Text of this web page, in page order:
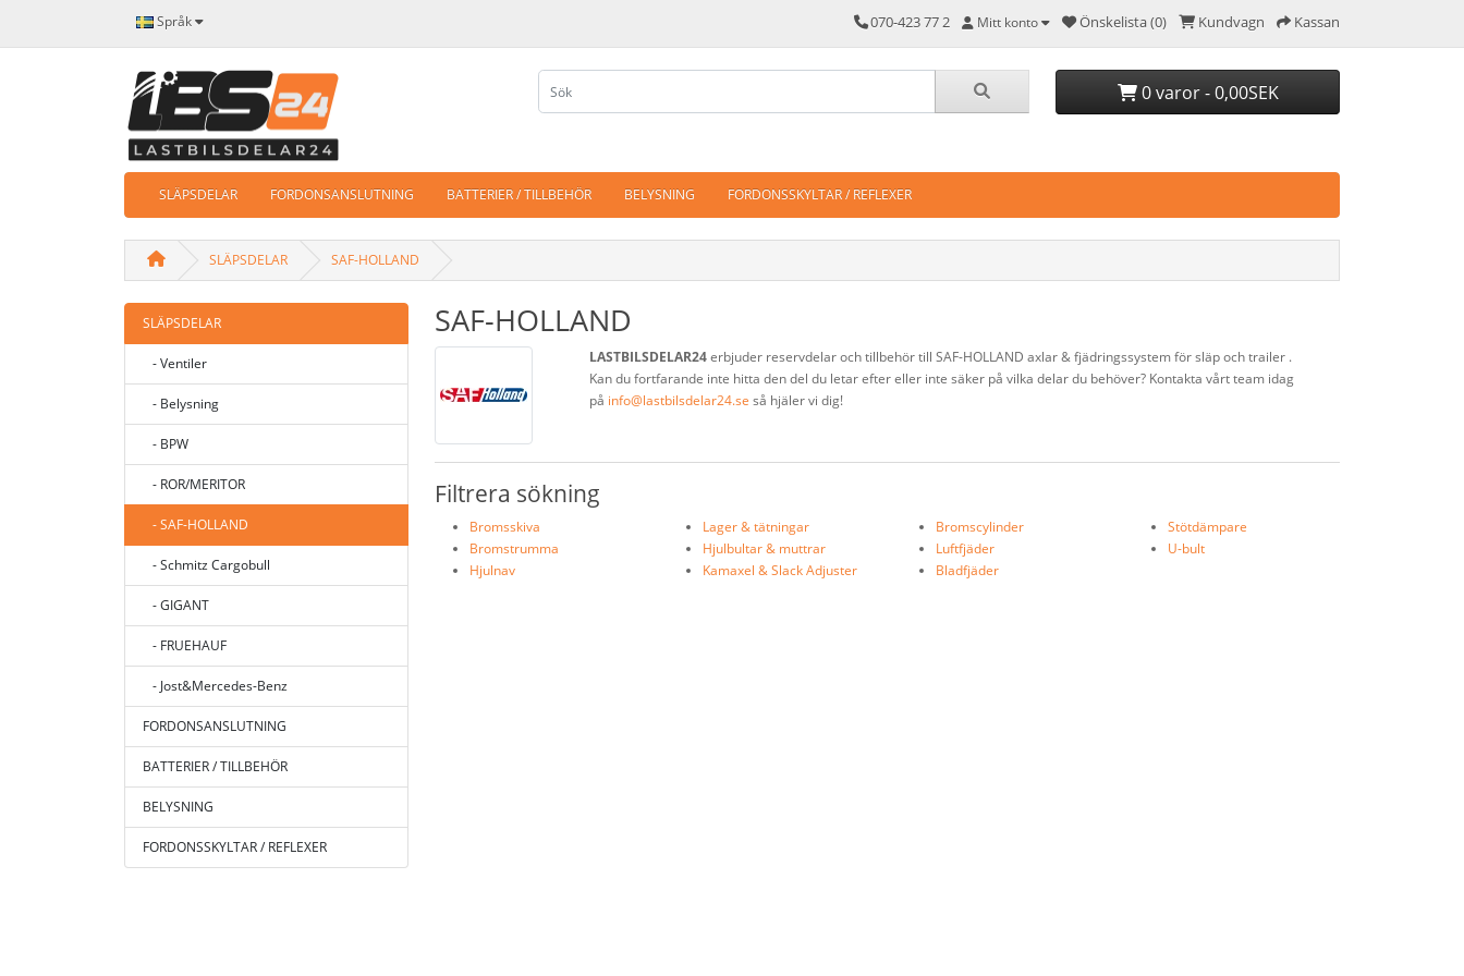
Språk 070-423 77 2 Mitt konto Önskelista (0) Kundvagn Kassan
0 varor - 0,00SEK
SLÄPSDELAR FORDONSANSLUTNING BATTERIER / TILLBEHÖR BELYSNING FORDONSSKYLTAR / REFLEXER
SLÄPSDELAR SAF-HOLLAND
SLÄPSDELAR
- Ventiler
- Belysning
- BPW
- ROR/MERITOR
- SAF-HOLLAND
- Schmitz Cargobull
- GIGANT
- FRUEHAUF
- Jost&Mercedes-Benz
FORDONSANSLUTNING
BATTERIER / TILLBEHÖR
BELYSNING
FORDONSSKYLTAR / REFLEXER
SAF-HOLLAND
LASTBILSDELAR24erbjuder reservdelar och tillbehör till SAF-HOLLAND axlar & fjädringssystem för släp och trailer .
Kan du fortfarande inte hitta den del du letar efter eller inte säker på vilka delar du behöver? Kontakta vårt team idag
på info@lastbilsdelar24.se så hjäler vi dig!
Filtrera sökning
Bromsskiva
Bromstrumma
Hjulnav
Lager & tätningar
Hjulbultar & muttrar
Kamaxel & Slack Adjuster
Bromscylinder
Luftfjäder
Bladfjäder
Stötdämpare
U-bult